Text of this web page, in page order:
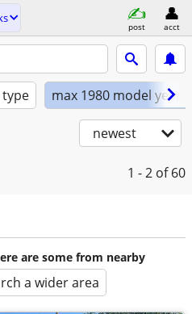
post acct
type max 1980 model year
newest
1 - 2 of 60
are some from nearby
a wider area